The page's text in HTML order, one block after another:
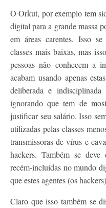
O Orkut, por exemplo tem
digital para a grande massa
em áreas carentes. Isso
classes mais baixas, mas
pessoas não conhecem a
acabam usando apenas
deliberada e
ignorando que tem de
justificar seu salário. Isso
utilizadas pelas classes
transmissoras de vírus e
hackers. Também se
recém-incluídas no mundo
que estes agentes (os
Claro que isso também se